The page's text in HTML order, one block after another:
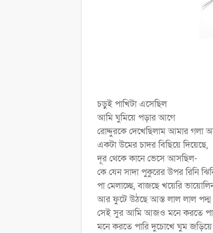
চড়ুই পাখিটা এসেছিল
আমি ঘুমিয়ে পড়ার আগে
রোদ্দুরকে দেখেছিলাম আমার গলা
একটা উমের চাদর বিছিয়ে দিয়েছে,
দূর থেকে কানে ভেসে আসছিল-
কে যেন সাদা পুকুরের উপর রিনি
পা মেলাচ্ছে, বাজছে খয়েরি
আর ফুটে উঠছে আস্ত লাল লাল পদ্ম
সেই সুর আমি আজও মনে করতে
মনে করতে পারি দুচোখে ঘুম